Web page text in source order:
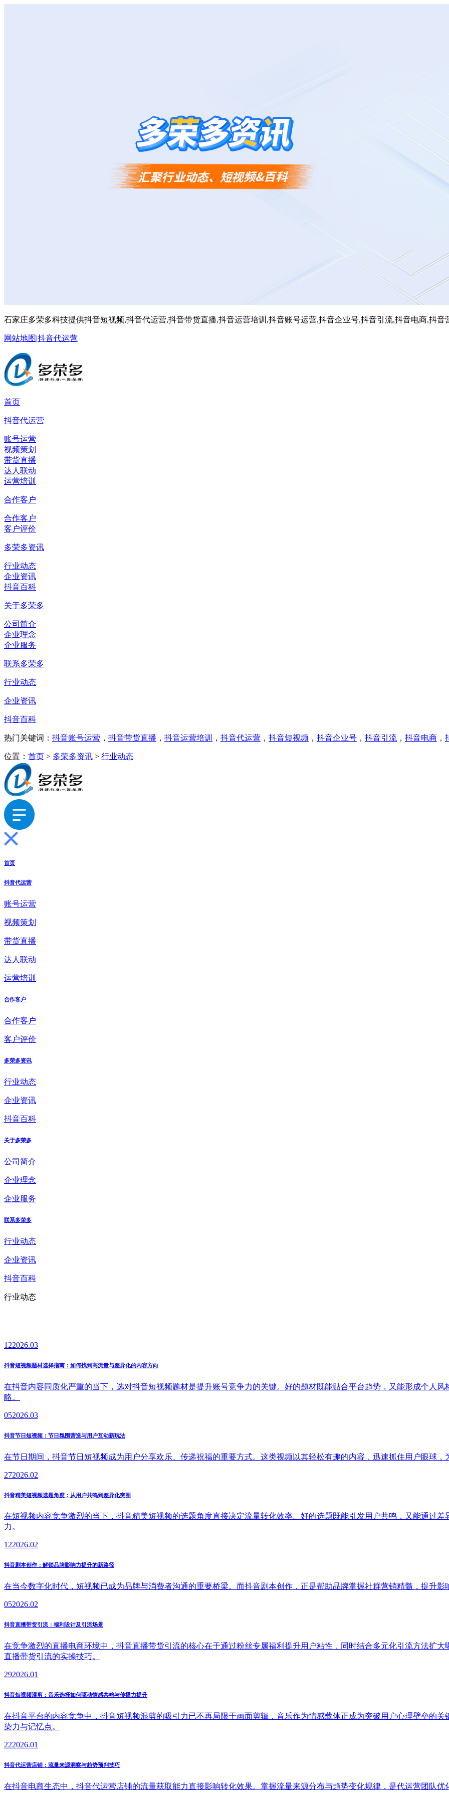
石家庄多荣多科技提供抖音短视频,抖音代运营,抖音带货直播,抖音运营培训,抖音账号运营,抖音企业号,抖音引流,抖音电商,抖音
网站地图|抖音代运营
首页
抖音代运营
账号运营
视频策划
带货直播
达人联动
运营培训
合作客户
合作客户
客户评价
多荣多资讯
行业动态
企业资讯
抖音百科
关于多荣多
公司简介
企业理念
企业服务
联系多荣多
行业动态
企业资讯
抖音百科
热门关键词： 抖音账号运营 ， 抖音带货直播 ， 抖音运营培训 ， 抖音代运营 ， 抖音短视频 ， 抖音企业号 ， 抖音引流 ， 抖音电商 ，
位置： 首页 > 多荣多资讯 > 行业动态
首页
抖音代运营
账号运营
视频策划
带货直播
达人联动
运营培训
合作客户
合作客户
客户评价
多荣多资讯
行业动态
企业资讯
抖音百科
关于多荣多
公司简介
企业理念
企业服务
联系多荣多
行业动态
企业资讯
抖音百科
行业动态
122026.03
抖音短视频题材选择指南：如何找到高流量与差异化的内容方向
在抖音内容同质化严重的当下，选对抖音短视频题材是提升账号竞争力的关键。好的题材既能贴合平台趋势，又能形成个人
略。
052026.03
抖音节日短视频：节日氛围营造与用户互动新玩法
在节日期间，抖音节日短视频成为用户分享欢乐、传递祝福的重要方式。这类视频以其轻松有趣的内容，迅速抓住用户眼球，
272026.02
抖音精美短视频选题角度：从用户共鸣到差异化突围
在短视频内容竞争激烈的当下，抖音精美短视频的选题角度直接决定流量转化效率。好的选题既能引发用户共鸣，又能通过
力。
122026.02
抖音剧本创作：解锁品牌影响力提升的新路径
在当今数字化时代，短视频已成为品牌与消费者沟通的重要桥梁。而抖音剧本创作，正是帮助品牌掌握社群营销精髓，提升影
052026.02
抖音直播带货引流：福利设计及引流场景
在竞争激烈的直播电商环境中，抖音直播带货引流的核心在于通过粉丝专属福利提升用户粘性，同时结合多元化引流方法扩
直播带货引流的实操技巧。
292026.01
抖音短视频混剪：音乐选择如何驱动情感共鸣与传播力提升
在抖音平台的内容竞争中，抖音短视频混剪的吸引力已不再局限于画面剪辑，音乐作为情感载体正成为突破用户心理壁垒的
染力与记忆点。
222026.01
抖音代运营店铺：流量来源洞察与趋势预判技巧
在抖音电商生态中，抖音代运营店铺的流量获取能力直接影响转化效果。掌握流量来源分布与趋势变化规律，是代运营团队优